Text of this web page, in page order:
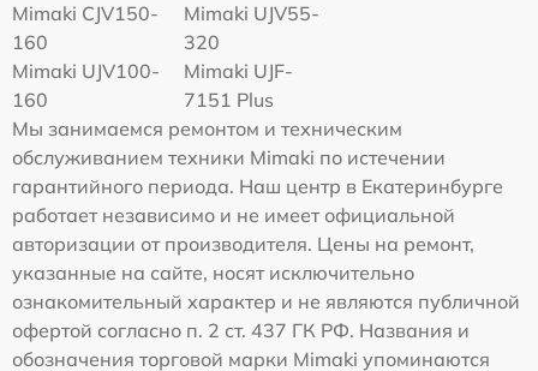
Mimaki СJV150-
160
Mimaki UJV55-
320
Mimaki UJV100-
160
Mimaki UJF-
7151 Plus
Мы занимаемся ремонтом и техническим
обслуживанием техники Mimaki по истечении
гарантийного периода. Наш центр в Екатеринбурге
работает независимо и не имеет официальной
авторизации от производителя. Цены на ремонт,
указанные на сайте, носят исключительно
ознакомительный характер и не являются публичной
офертой согласно п. 2 ст. 437 ГК РФ. Названия и
обозначения торговой марки Mimaki упоминаются